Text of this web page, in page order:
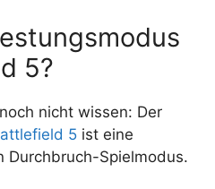
5?
nicht wissen: Der
5 ist eine
Durchbruch-Spielmodus.